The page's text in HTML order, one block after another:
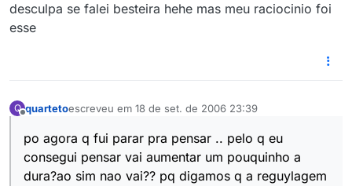
desculpa se falei besteira hehe mas meu raciocinio foi
esse
Q quartetoescreveu em 18 de set. de 2006 23:39
última edição por
po agora q fui parar pra pensar .. pelo q eu
consegui pensar vai aumentar um pouquinho a
dura?ao sim nao vai?? pq digamos q a reguylagem